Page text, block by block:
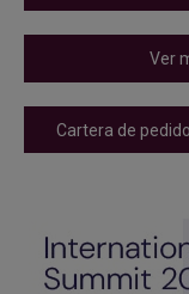
Ver
Cartera de